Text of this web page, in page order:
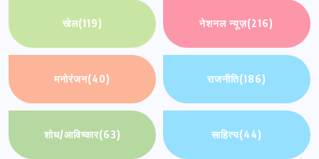
खेल(119) नेशनल न्यूज़(216)
मनोरंजन(40) राजनीति(186)
शोध/आविष्कार(63) साहित्य(44)